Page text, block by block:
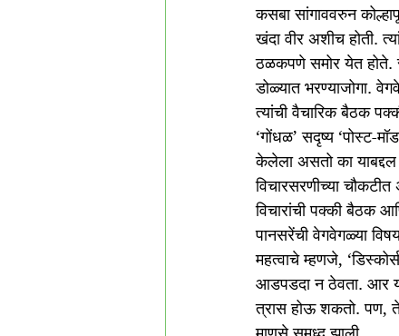
कसबा सांगाववरुन
खंदा वीर अशीच होती.
ठळकपणे समोर येत होते.
डोळ्यात भरण्याजोगा.
त्यांची वैचारिक बैठक
‘गोंधळ’ सदृष्य ‘पोस्ट-
केलेला असतो का
विचारसरणीच्या
विचारांची पक्की बैठक
पानसरेंची वेगवेगळ्या
महत्वाचे म्हणजे,
आडपडदा न ठेवता. आर
त्रास होऊ शकतो. पण,